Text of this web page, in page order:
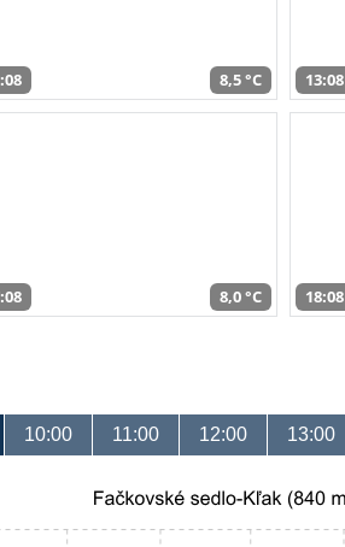
8,5 °C 13:08
8,0 °C 18:08
10:00 11:00 12:00 13:00